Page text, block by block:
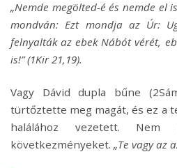
„Nemde megölted-é és nemde el
mondván: Ezt mondja az Úr:
felnyalták az ebek Nábót vérét,
is!” (1Kir 21,19).
Vagy Dávid dupla bűne
türtőztette meg magát, és ez a
halálához vezetett.
következményeket. „Te vagy az